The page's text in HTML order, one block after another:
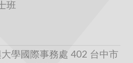
班
學國際事務處 402 台中市